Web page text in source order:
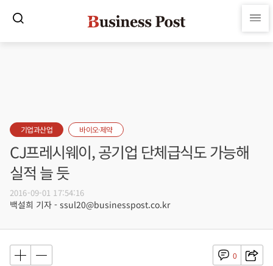
기업과산업 바이오·제약
CJ프레시웨이, 공기업 단체급식도 가능해
실적 늘 듯
2016-09-01 17:54:16
백설희 기자 - ssul20@businesspost.co.kr
0